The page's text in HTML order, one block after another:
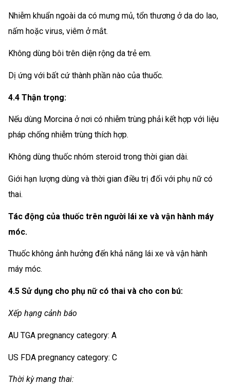
Nhiễm khuẩn ngoài da có mưng mủ, tổn thương ở da do lao,
nấm hoặc virus, viêm ở mắt.
Không dùng bôi trên diện rộng da trẻ em.
Dị ứng với bất cứ thành phần nào của thuốc.
4.4 Thận trọng:
Nếu dùng Morcina ở nơi có nhiễm trùng phải kết hợp với liệu
pháp chống nhiễm trùng thích hợp.
Không dùng thuốc nhóm steroid trong thời gian dài.
Giới hạn lượng dùng và thời gian điều trị đối với phụ nữ có
thai.
Tác động của thuốc trên người lái xe và vận hành máy
móc.
Thuốc không ảnh hưởng đến khả năng lái xe và vận hành
máy móc.
4.5 Sử dụng cho phụ nữ có thai và cho con bú:
Xếp hạng cảnh báo
AU TGA pregnancy category: A
US FDA pregnancy category: C
Thời kỳ mang thai: